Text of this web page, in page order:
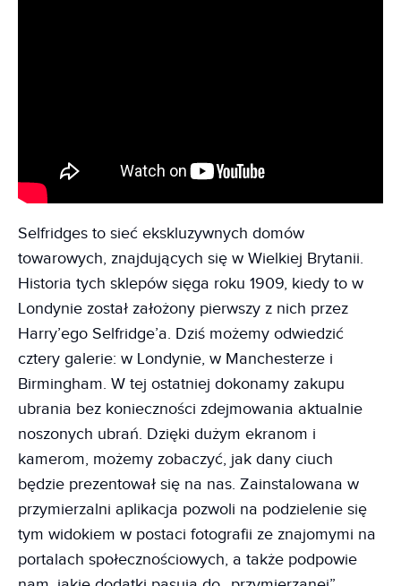
Selfridges to sieć ekskluzywnych domów
towarowych, znajdujących się w Wielkiej Brytanii.
Historia tych sklepów sięga roku 1909, kiedy to w
Londynie został założony pierwszy z nich przez
Harry’ego Selfridge’a. Dziś możemy odwiedzić
cztery galerie: w Londynie, w Manchesterze i
Birmingham. W tej ostatniej dokonamy zakupu
ubrania bez konieczności zdejmowania aktualnie
noszonych ubrań. Dzięki dużym ekranom i
kamerom, możemy zobaczyć, jak dany ciuch
będzie prezentował się na nas. Zainstalowana w
przymierzalni aplikacja pozwoli na podzielenie się
tym widokiem w postaci fotografii ze znajomymi na
portalach społecznościowych, a także podpowie